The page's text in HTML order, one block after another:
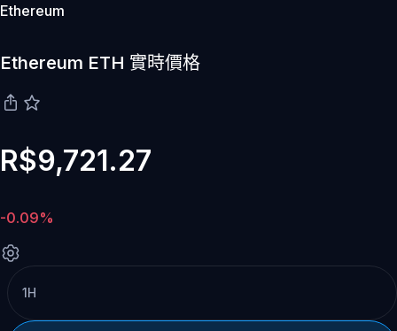
Ethereum
Ethereum ETH 實時價格
R$9,721.27
-0.09%
1H